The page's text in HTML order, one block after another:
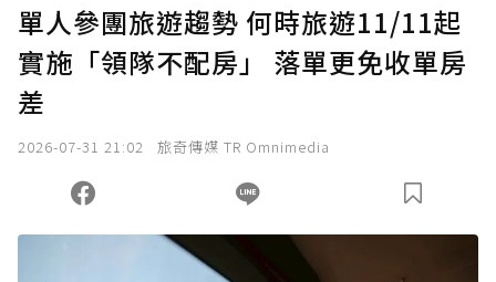
確認送出
您當前剩餘 U 利點數：0點；前往 購買點數
單人參團旅遊趨勢 何時旅遊11/11起
實施「領隊不配房」 落單更免收單房
差
2026-07-31 21:02 旅奇傳媒 TR Omnimedia